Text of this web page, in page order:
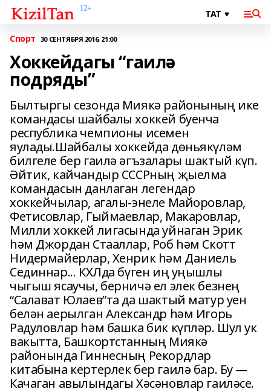
Спорт 30 СЕНТЯБРЯ 2016, 21:00
Хоккейдагы “гаилә
подряды”
Былтыргы сезонда Миякә районының ике
командасы шайбалы хоккей буенча
республика чемпионы исемен
яулады.Шайбалы хоккейда дөньякүләм
билгеле бер гаилә әгъзалары шактый күп.
Әйтик, кайчандыр СССРның җыелма
командасын данлаган легендар
хоккейчылар, агалы-энеле Майоровлар,
Фетисовлар, Гыймаевлар, Макаровлар,
Милли хоккей лигасында уйнаган Эрик
һәм Джордан Стааллар, Роб һәм Скотт
Нидермайерлар, Хенрик һәм Даниель
Сединнар... КХЛда бүген иң уңышлы
чыгыш ясаучы, берничә ел элек безнең
“Салават Юлаев”та да шактый матур уен
белән аерылган Александр һәм Игорь
Радуловлар һәм башка бик күпләр. Шул ук
вакытта, Башкортстанның Миякә
районында Гиннесның Рекордлар
китабына кертерлек бер гаилә бар. Бу —
Качаган авылындагы Хәсәновлар гаиләсе.